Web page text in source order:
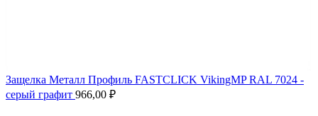
Защелка Металл Профиль FASTCLICK VikingMP RAL 7024 -
серый графит 966,00 ₽